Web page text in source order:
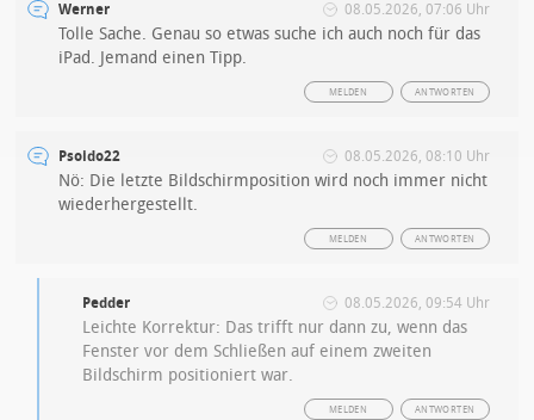
Werner 08.05.2026, 07:06 Uhr
Tolle Sache. Genau so etwas suche ich auch noch für das
iPad. Jemand einen Tipp.
ANTWORTEN
MELDEN
Psoido22 08.05.2026, 08:10 Uhr
Nö: Die letzte Bildschirmposition wird noch immer nicht
wiederhergestellt.
ANTWORTEN
MELDEN
Pedder 08.05.2026, 09:54 Uhr
Leichte Korrektur: Das trifft nur dann zu, wenn das
Fenster vor dem Schließen auf einem zweiten
Bildschirm positioniert war.
ANTWORTEN
MELDEN